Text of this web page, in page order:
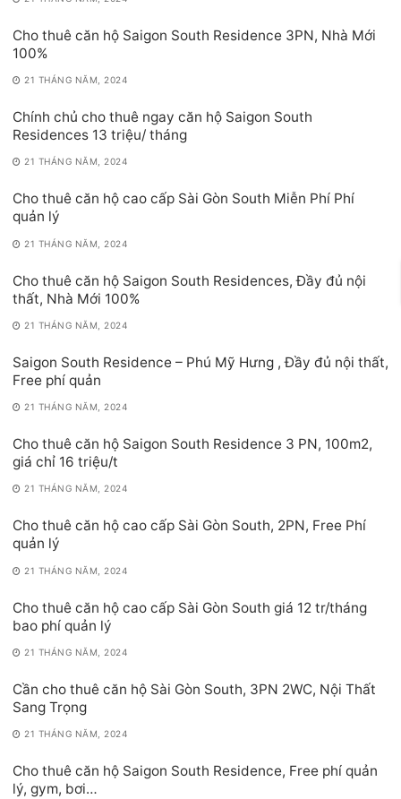
Cho thuê căn hộ Saigon South Residence 3PN, Nhà Mới
100%
21 THÁNG NĂM, 2024
Chính chủ cho thuê ngay căn hộ Saigon South
Residences 13 triệu/ tháng
21 THÁNG NĂM, 2024
Cho thuê căn hộ cao cấp Sài Gòn South Miễn Phí Phí
quản lý
21 THÁNG NĂM, 2024
Cho thuê căn hộ Saigon South Residences, Đầy đủ nội
thất, Nhà Mới 100%
21 THÁNG NĂM, 2024
Saigon South Residence – Phú Mỹ Hưng , Đầy đủ nội thất,
Free phí quản
21 THÁNG NĂM, 2024
Cho thuê căn hộ Saigon South Residence 3 PN, 100m2,
giá chỉ 16 triệu/t
21 THÁNG NĂM, 2024
Cho thuê căn hộ cao cấp Sài Gòn South, 2PN, Free Phí
quản lý
21 THÁNG NĂM, 2024
Cho thuê căn hộ cao cấp Sài Gòn South giá 12 tr/tháng
bao phí quản lý
21 THÁNG NĂM, 2024
Cần cho thuê căn hộ Sài Gòn South, 3PN 2WC, Nội Thất
Sang Trọng
21 THÁNG NĂM, 2024
Cho thuê căn hộ Saigon South Residence, Free phí quản
lý, gym, bơi…